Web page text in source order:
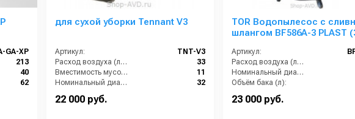
GA-XP
213
40
62
для сухой уборки Tennant V3
Артикул:
TNT-V3
Расход воздуха (л/сек):
33
Вместимость мусоросборника (л):
11
Номинальный диаметр принадлежностей (мм):
32
22 000 руб.
TOR Водопылесос с
шлангом BF586A-3 PLAST
Артикул:
Расход воздуха (л/сек):
Номинальный диаметр принадлежностей (мм):
Объём бака (л):
23 000 руб.